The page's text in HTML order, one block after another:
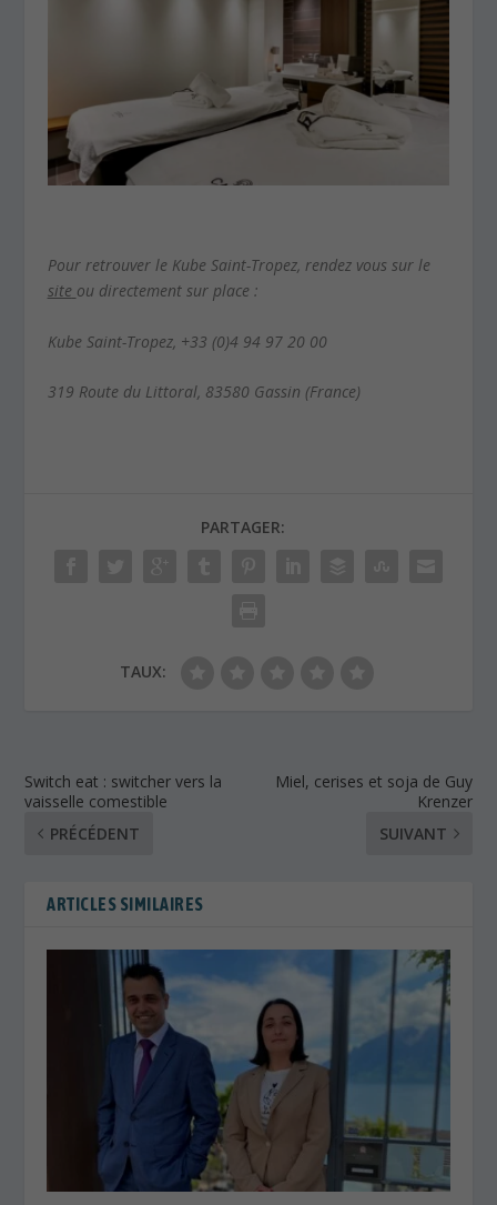
Pour retrouver le Kube Saint-Tropez, rendez vous sur le
site ou directement sur place :
Kube Saint-Tropez, +33 (0)4 94 97 20 00
319 Route du Littoral, 83580 Gassin (France)
PARTAGER:
TAUX:
Switch eat : switcher vers la
vaisselle comestible
PRÉCÉDENT
Miel, cerises et soja de Guy
Krenzer
SUIVANT
ARTICLES SIMILAIRES